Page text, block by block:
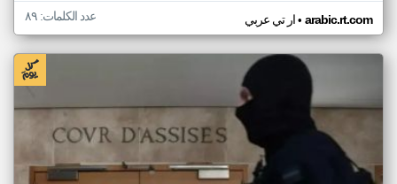
ار تي عربي• arabic.rt.com عدد الكلمات: ٨٩